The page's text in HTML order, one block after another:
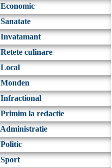
Economic
Sanatate
Invatamant
Retete culinare
Local
Monden
Infractional
Primim la redactie
Administratie
Politic
Sport